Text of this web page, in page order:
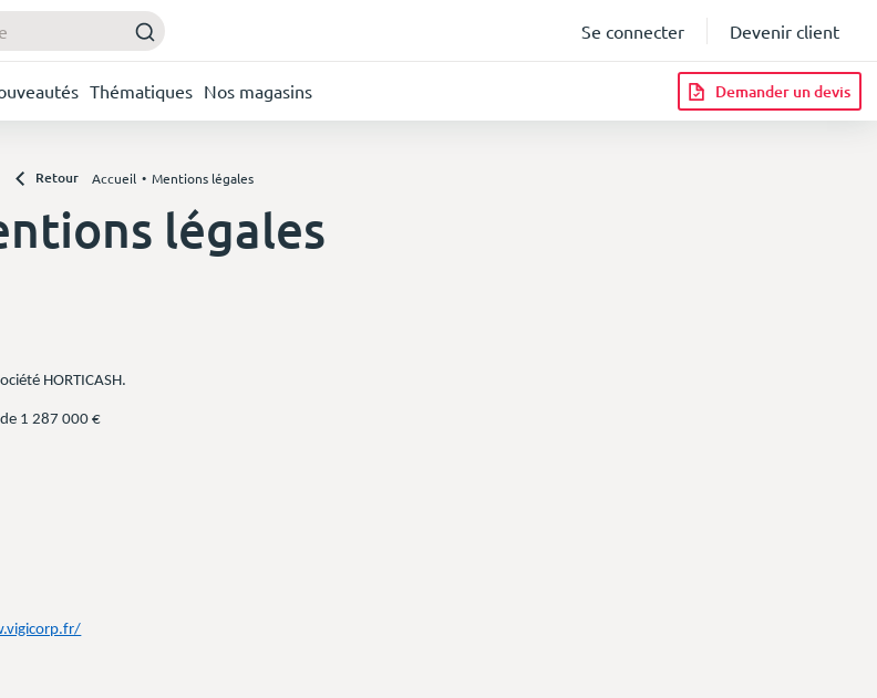
Se connecter Devenir client
Thématiques Nos magasins Demander un devis
Retour Accueil Mentions légales
légales
HORTICASH.
1 287 000 €